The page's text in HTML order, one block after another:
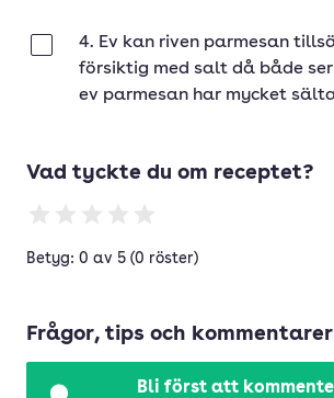
4. Ev kan riven parmesan
försiktig med salt då både
ev parmesan har mycket
Vad tyckte du om receptet?
Betyg: 0 av 5 (0 röster)
Frågor, tips och kommentarer
Bli först att